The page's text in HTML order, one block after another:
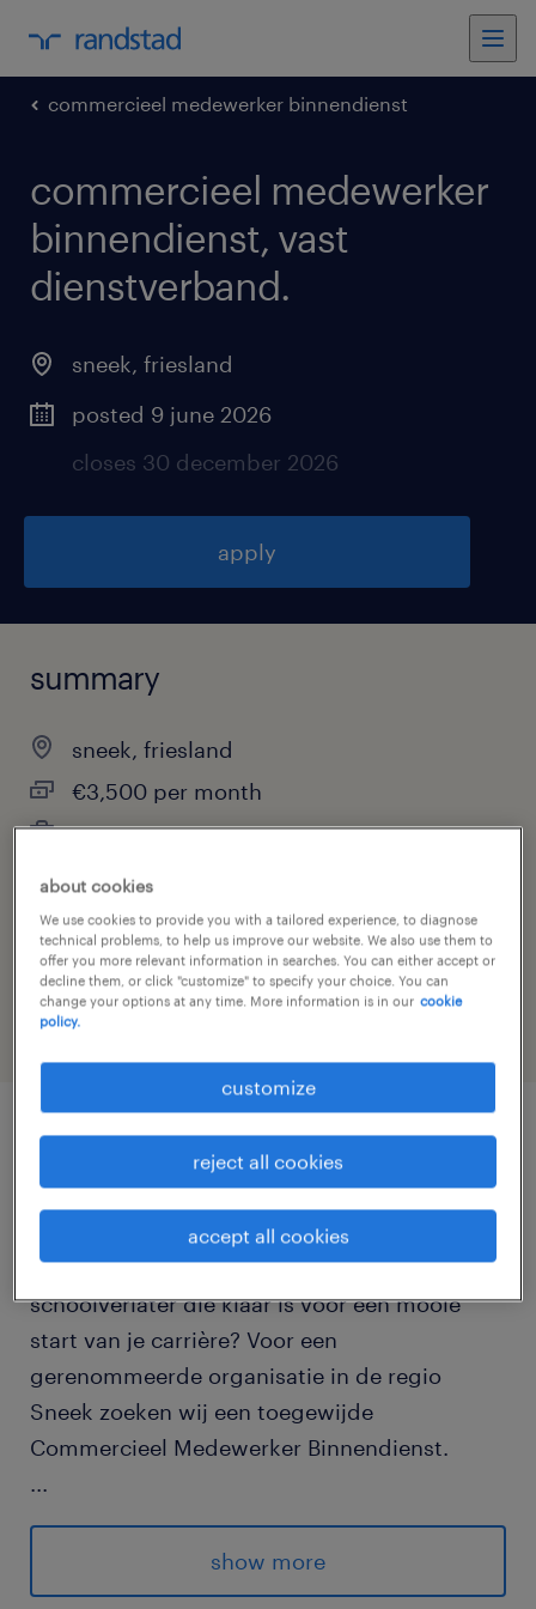
commercieel medewerker binnendienst
commercieel medewerker
binnendienst, vast
dienstverband.
sneek, friesland
posted 9 june 2026
closes 30 december 2026
apply
summary
sneek, friesland
€3,500 per month
permanent
job category
other
Ben jij een klantgerichte commerciële topper,
aanstormend talent of een enthousiaste
schoolverlater die klaar is voor een mooie
start van je carrière? Voor een
gerenommeerde organisatie in de regio
Sneek zoeken wij een toegewijde
Commercieel Medewerker Binnendienst.
...
In deze fulltime functie kom je te werken in
een hecht en gedreven team van 4 personen.
Jij bent de spil tussen de klant en de interne
show more
about cookies
We use cookies to provide you with a tailored experience, to diagnose
technical problems, to help us improve our website. We also use them to
offer you more relevant information in searches. You can either accept or
decline them, or click "customize" to specify your choice. You can
change your options at any time. More information is in our cookie
policy.
customize
reject all cookies
accept all cookies